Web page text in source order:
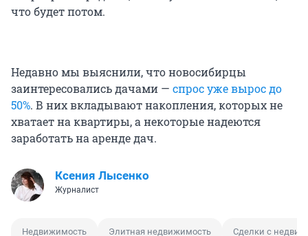
что будет потом.
Недавно мы выяснили, что новосибирцы
заинтересовались дачами — спрос уже вырос до
50%. В них вкладывают накопления, которых не
хватает на квартиры, а некоторые надеются
заработать на аренде дач.
Ксения Лысенко
Журналист
Недвижимость Элитная недвижимость Сделки с